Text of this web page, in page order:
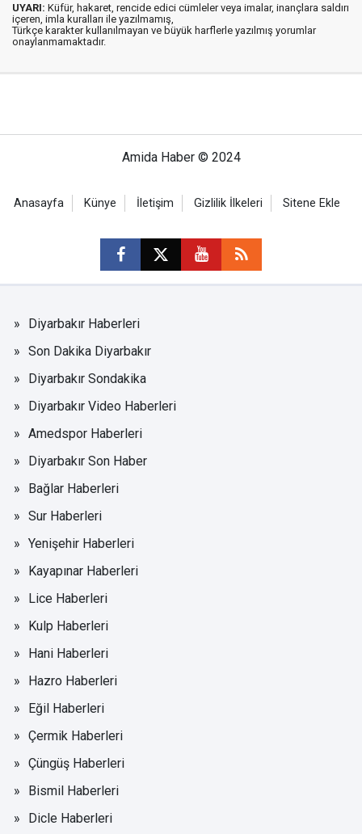
UYARI: Küfür, hakaret, rencide edici cümleler veya imalar, inançlara saldırı
içeren, imla kuralları ile yazılmamış,
Türkçe karakter kullanılmayan ve büyük harflerle yazılmış yorumlar
onaylanmamaktadır.
Amida Haber © 2024
Anasayfa Künye İletişim Gizlilik İlkeleri Sitene Ekle
Diyarbakır Haberleri
Son Dakika Diyarbakır
Diyarbakır Sondakika
Diyarbakır Video Haberleri
Amedspor Haberleri
Diyarbakır Son Haber
Bağlar Haberleri
Sur Haberleri
Yenişehir Haberleri
Kayapınar Haberleri
Lice Haberleri
Kulp Haberleri
Hani Haberleri
Hazro Haberleri
Eğil Haberleri
Çermik Haberleri
Çüngüş Haberleri
Bismil Haberleri
Dicle Haberleri